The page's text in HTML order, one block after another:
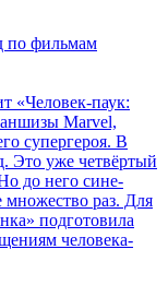
по фильмам
«Человек-паук:
Marvel,
супергероя. В
Это уже четвёртый
до него сине-
множество раз. Для
подготовила
человека-